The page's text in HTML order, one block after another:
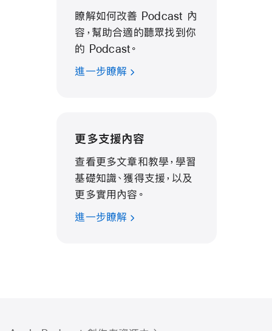
瞭解如何改善 Podcast 內
容，幫助合適的聽眾找到你
的 Podcast。
進一步瞭解
更多支援內容
查看更多文章和教學，學習
基礎知識、獲得支援，以及
更多實用內容。
進一步瞭解